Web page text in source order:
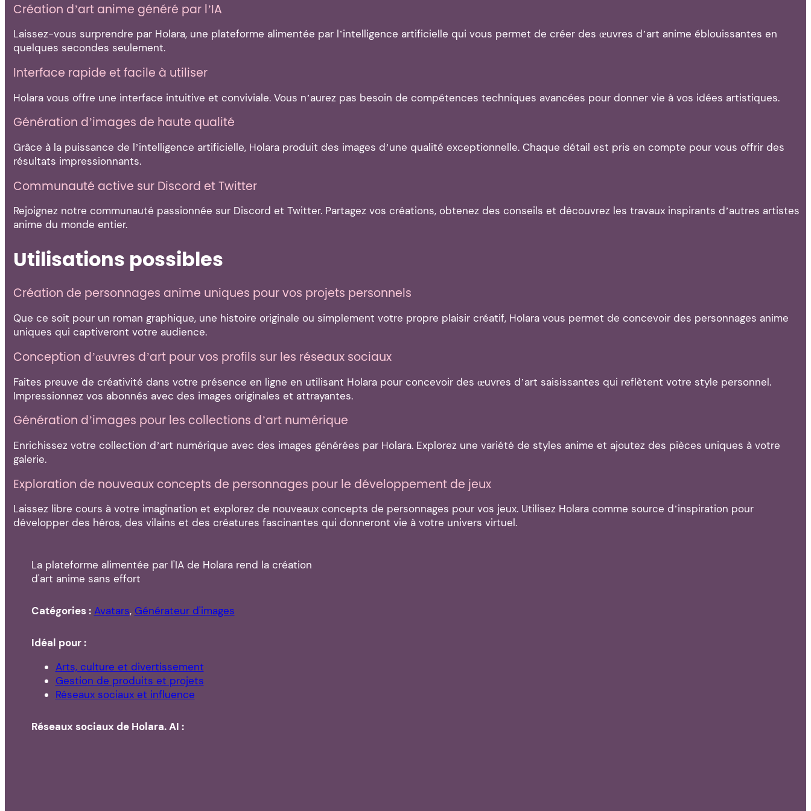
Création d’art anime généré par l’IA
Laissez-vous surprendre par Holara, une plateforme alimentée par l’intelligence artificielle qui vous permet de créer des œuvres d’art anime éblouissantes en
quelques secondes seulement.
Interface rapide et facile à utiliser
Holara vous offre une interface intuitive et conviviale. Vous n’aurez pas besoin de compétences techniques avancées pour donner vie à vos idées artistiques.
Génération d’images de haute qualité
Grâce à la puissance de l’intelligence artificielle, Holara produit des images d’une qualité exceptionnelle. Chaque détail est pris en compte pour vous offrir des
résultats impressionnants.
Communauté active sur Discord et Twitter
Rejoignez notre communauté passionnée sur Discord et Twitter. Partagez vos créations, obtenez des conseils et découvrez les travaux inspirants d’autres artistes
anime du monde entier.
Utilisations possibles
Création de personnages anime uniques pour vos projets personnels
Que ce soit pour un roman graphique, une histoire originale ou simplement votre propre plaisir créatif, Holara vous permet de concevoir des personnages anime
uniques qui captiveront votre audience.
Conception d’œuvres d’art pour vos profils sur les réseaux sociaux
Faites preuve de créativité dans votre présence en ligne en utilisant Holara pour concevoir des œuvres d’art saisissantes qui reflètent votre style personnel.
Impressionnez vos abonnés avec des images originales et attrayantes.
Génération d’images pour les collections d’art numérique
Enrichissez votre collection d’art numérique avec des images générées par Holara. Explorez une variété de styles anime et ajoutez des pièces uniques à votre
galerie.
Exploration de nouveaux concepts de personnages pour le développement de jeux
Laissez libre cours à votre imagination et explorez de nouveaux concepts de personnages pour vos jeux. Utilisez Holara comme source d’inspiration pour
développer des héros, des vilains et des créatures fascinantes qui donneront vie à votre univers virtuel.
La plateforme alimentée par l'IA de Holara rend la création
d'art anime sans effort
Catégories : Avatars, Générateur d'images
Idéal pour :
Arts, culture et divertissement
Gestion de produits et projets
Réseaux sociaux et influence
Réseaux sociaux de Holara. AI :